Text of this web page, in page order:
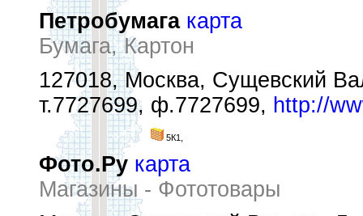
Петробумага карта
Бумага, Картон
127018, Москва, Сущевский
т.7727699, ф.7727699, http://
5К1,
Фото.Ру карта
Магазины - Фототовары